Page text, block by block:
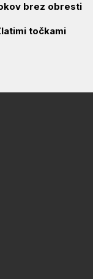
brez obresti
točkami